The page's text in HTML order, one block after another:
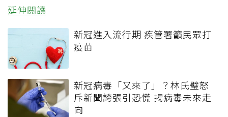
延伸閱讀
新冠進入流行期 疾管署籲民眾打
疫苗
新冠病毒「又來了」？林氏璧怒
斥新聞誇張引恐慌 揭病毒未來走
向